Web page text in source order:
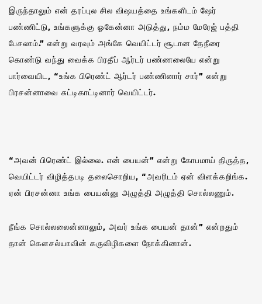
இருந்தாலும் என் தரப்புல சில விஷயத்தை உங்களிடம் ஷேர்
பண்ணிட்டு, உங்களுக்கு ஓகேன்னா அடுத்து, நம்ம மேரேஜ் பத்தி
பேசலாம்.” என்று வரவும் அங்கே வெயிட்டர் சூடான தேநீரை
கொண்டு வந்து வைக்க பிரதீப் ஆர்டர் பண்ணலையே என்று
பார்வையிட, “உங்க பிரெண்ட் ஆர்டர் பண்ணினார் சார்” என்று
பிரசன்னாவை சுட்டிகாட்டினார் வெயிட்டர்.
“அவன் பிரெண்ட் இல்லை. என் பையன்” என்று கோபமாய் திருத்த,
வெயிட்டர் விழித்தபடி தலைசொறிய, “அவரிடம் ஏன் விளக்கறிங்க.
ஏன் பிரசன்னா உங்க பையன்னு அழுத்தி அழுத்தி சொல்லணும்.
நீங்க சொல்லலைன்னாலும், அவர் உங்க பையன் தான்” என்றதும்
தான் கௌசல்யாவின் கருவிழிகளை நோக்கினான்.